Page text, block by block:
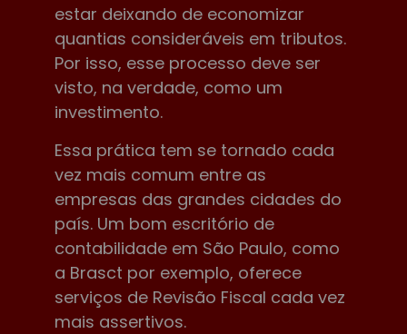
estar deixando de economizar
quantias consideráveis em tributos.
Por isso, esse processo deve ser
visto, na verdade, como um
investimento.
Essa prática tem se tornado cada
vez mais comum entre as
empresas das grandes cidades do
país. Um bom escritório de
contabilidade em São Paulo, como
a Brasct por exemplo, oferece
serviços de Revisão Fiscal cada vez
mais assertivos.